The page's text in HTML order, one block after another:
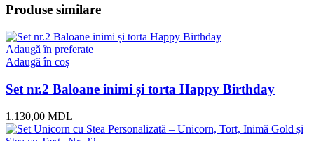
Produse similare
Adaugă în preferate
Adaugă în coș
Set nr.2 Baloane inimi și torta Happy Birthday
1.130,00 MDL